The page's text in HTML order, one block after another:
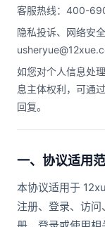
客服热线：400-
隐私投诉、网络安
如您对个人信息处
息主体权利，可通
回复。
一、协议适用
本协议适用于
注册、登录、访